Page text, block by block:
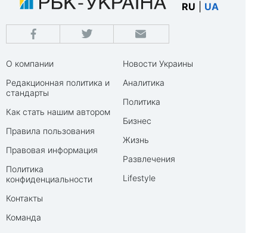
RU UA
О компании
Редакционная политика и
стандарты
Как стать нашим автором
Правила пользования
Правовая информация
Политика
конфиденциальности
Контакты
Команда
Новости Украины
Аналитика
Политика
Бизнес
Жизнь
Развлечения
Lifestyle